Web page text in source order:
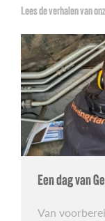
Lees de verhalen van
Een dag van
Van